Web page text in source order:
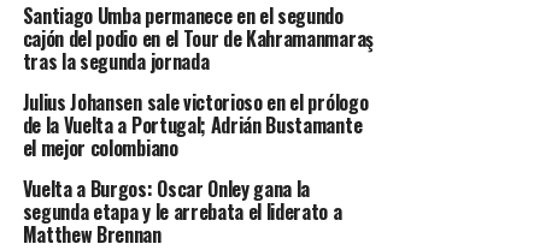
Santiago Umba permanece en el segundo
cajón del podio en el Tour de Kahramanmaraş
tras la segunda jornada
Julius Johansen sale victorioso en el prólogo
de la Vuelta a Portugal; Adrián Bustamante
el mejor colombiano
Vuelta a Burgos: Oscar Onley gana la
segunda etapa y le arrebata el liderato a
Matthew Brennan